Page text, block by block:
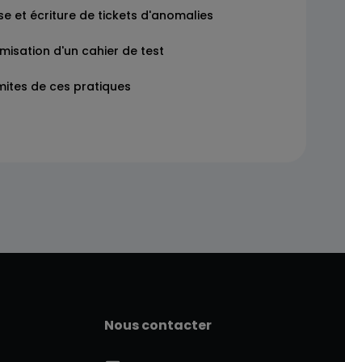
et écriture de tickets d'anomalies
d'un cahier de test
de ces pratiques
Nous contacter